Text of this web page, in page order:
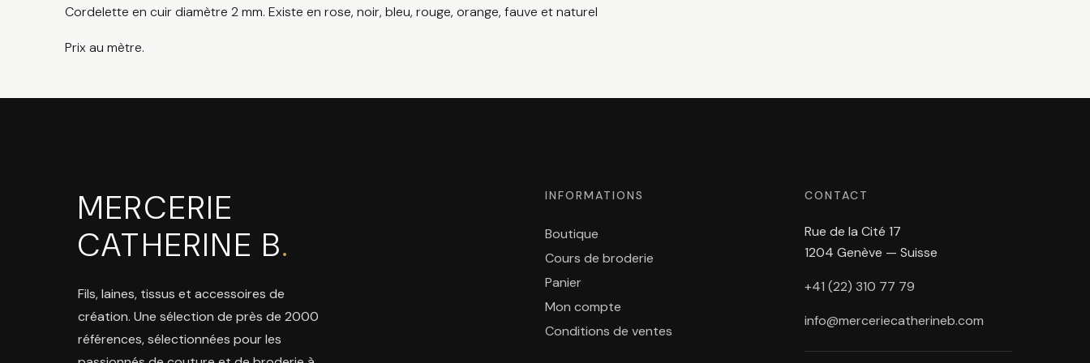
Cordelette en cuir diamètre 2 mm. Existe en rose, noir, bleu, rouge, orange, fauve et naturel
Prix au mètre.
MERCERIE
CATHERINE B.
Fils, laines, tissus et accessoires de
création. Une sélection de près de 2000
références, sélectionnées pour les
INFORMATIONS
Boutique
Cours de broderie
Panier
Mon compte
Conditions de ventes
CONTACT
Rue de la Cité 17
1204 Genève — Suisse
+41 (22) 310 77 79
info@merceriecatherineb.com